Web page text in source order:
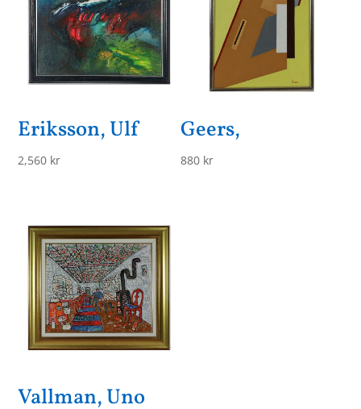
Eriksson, Ulf
2,560 kr
Geers,
880 kr
Vallman, Uno